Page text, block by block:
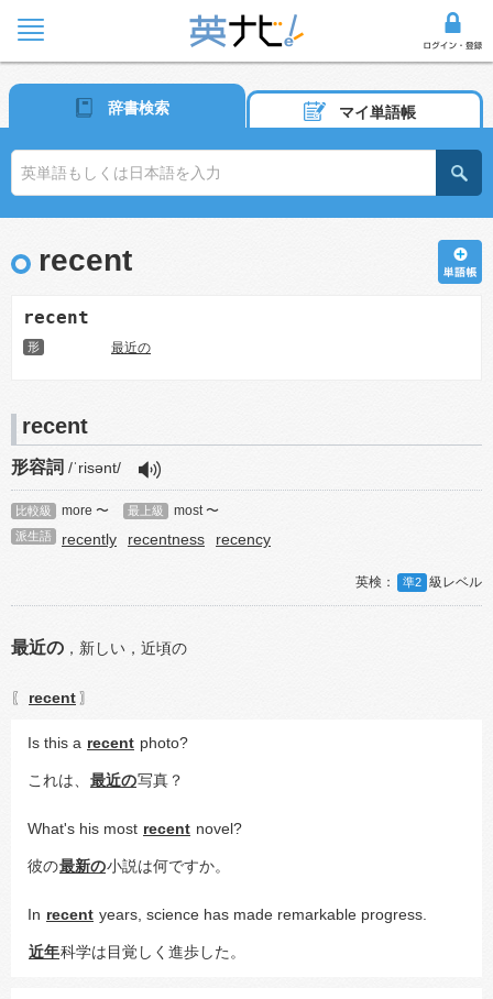
辞書検索 マイ単語帳
recent
recent
形 最近の
recent
形容詞 /ˈrisənt/
比較級 more 〜 最上級 most 〜
派生語 recently recentness recency
準2
最近の ， 新しい， 近頃の
〖 recent 〗
Is this a recent photo?
これは、 最近の写真？
What's his most recent novel?
彼の最新の小説は何ですか。
In recent years, science has made remarkable progress.
近年科学は目覚しく進歩した。